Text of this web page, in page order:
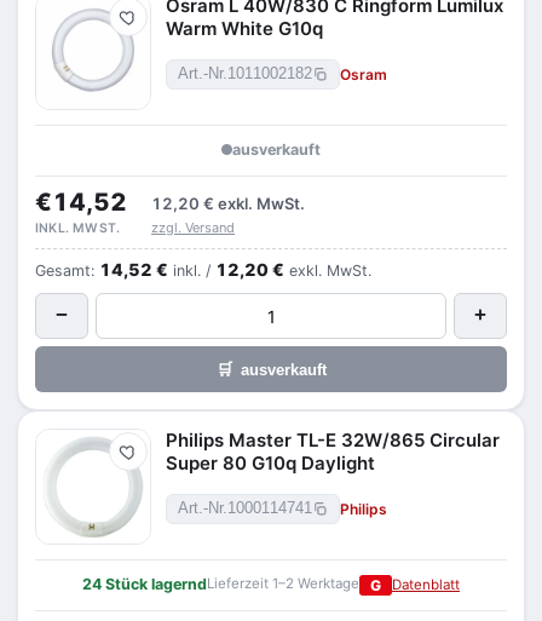
Merken
Osram L 40W/830 C Ringform Lumilux
Warm White G10q
Art.-Nr.1011002182 Osram
ausverkauft
€14,52 12,20 € exkl. MwSt.
INKL. MWST. zzgl. Versand
Gesamt: 14,52 € inkl. / 12,20 € exkl. MwSt.
− +
🛒 ausverkauft
Merken
Philips Master TL-E 32W/865 Circular
Super 80 G10q Daylight
Art.-Nr.1000114741 Philips
24 Stück lagerndLieferzeit 1–2 Werktage G Datenblatt